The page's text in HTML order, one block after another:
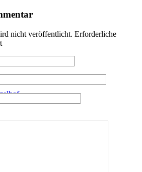
nicht veröffentlicht. Erforderliche